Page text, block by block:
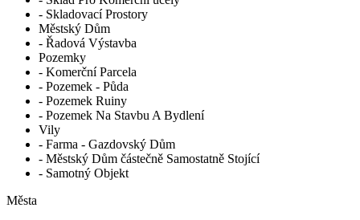
- Skladovací Prostory
Městský Dům
- Řadová Výstavba
Pozemky
- Komerční Parcela
- Pozemek - Půda
- Pozemek Ruiny
- Pozemek Na Stavbu A Bydlení
Vily
- Farma - Gazdovský Dům
- Městský Dům částečně Samostatně Stojící
- Samotný Objekt
Města